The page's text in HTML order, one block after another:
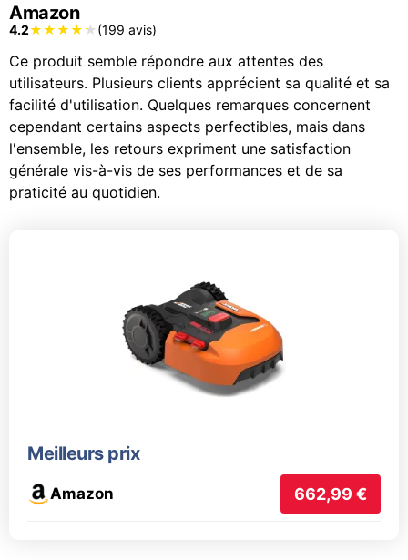
Amazon
4.2 (199 avis)
Ce produit semble répondre aux attentes des
utilisateurs. Plusieurs clients apprécient sa qualité et sa
facilité d'utilisation. Quelques remarques concernent
cependant certains aspects perfectibles, mais dans
l'ensemble, les retours expriment une satisfaction
générale vis-à-vis de ses performances et de sa
praticité au quotidien.
Meilleurs prix
Amazon 662,99 €